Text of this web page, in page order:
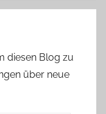
diesen Blog zu
über neue